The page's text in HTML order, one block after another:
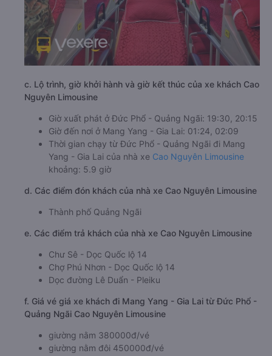
c. Lộ trình, giờ khởi hành và giờ kết thúc của xe khách Cao
Nguyên Limousine
Giờ xuất phát ở Đức Phổ - Quảng Ngãi: 19:30, 20:15
Giờ đến nơi ở Mang Yang - Gia Lai: 01:24, 02:09
Thời gian chạy từ Đức Phổ - Quảng Ngãi đi Mang
Yang - Gia Lai của nhà xe Cao Nguyên Limousine
khoảng: 5.9 giờ
d. Các điểm đón khách của nhà xe Cao Nguyên Limousine
Thành phố Quảng Ngãi
e. Các điểm trả khách của nhà xe Cao Nguyên Limousine
Chư Sê - Dọc Quốc lộ 14
Chợ Phú Nhơn - Dọc Quốc lộ 14
Dọc đường Lê Duẩn - Pleiku
f. Giá vé giá xe khách đi Mang Yang - Gia Lai từ Đức Phổ -
Quảng Ngãi Cao Nguyên Limousine
giường nằm 380000đ/vé
giường nằm đôi 450000đ/vé